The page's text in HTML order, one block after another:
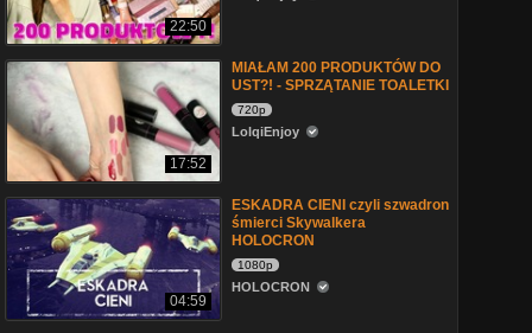
22:50
17:52
MIAŁAM 200 PRODUKTÓW DO
UST?! - SPRZĄTANIE TOALETKI
720p
LolqiEnjoy
04:59
ESKADRA CIENI czyli szwadron
śmierci Skywalkera
HOLOCRON
1080p
HOLOCRON